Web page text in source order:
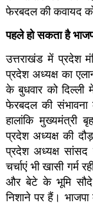
फेरबदल की कवायद
पहले हो सकता है
उत्तराखंड में प्रदेश
प्रदेश अध्यक्ष का
के बुधवार को दिल्ली
फेरबदल की संभावना
हालांकि मुख्यमंत्री
प्रदेश अध्यक्ष की
प्रदेश अध्यक्ष सांसद
चर्चाएं भी खासी गर्म
और बेटे के भूमि सौदे
निशाने पर हैं। भाजपा